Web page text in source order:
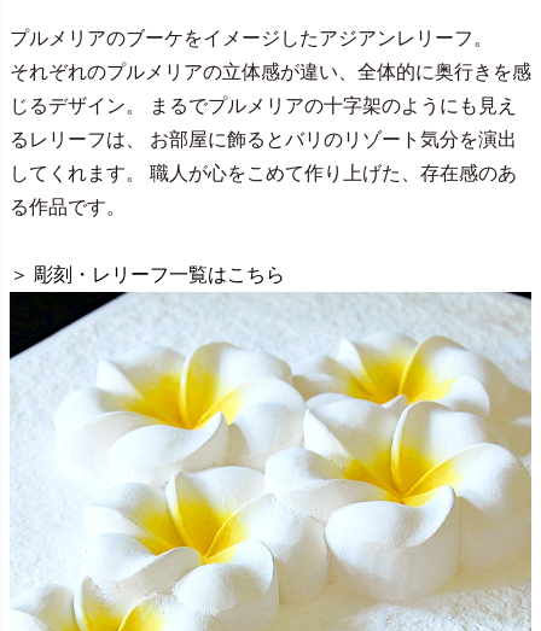
プルメリアのブーケをイメージしたアジアンレリーフ。
それぞれのプルメリアの立体感が違い、全体的に奥行きを感
じるデザイン。 まるでプルメリアの十字架のようにも見え
るレリーフは、 お部屋に飾るとバリのリゾート気分を演出
してくれます。 職人が心をこめて作り上げた、存在感のあ
る作品です。
＞ 彫刻・レリーフ一覧はこちら